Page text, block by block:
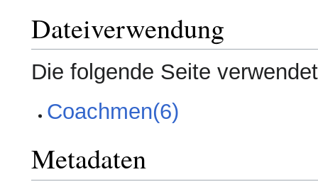
Dateiverwendung
Die folgende Seite
Coachmen(6)
Metadaten